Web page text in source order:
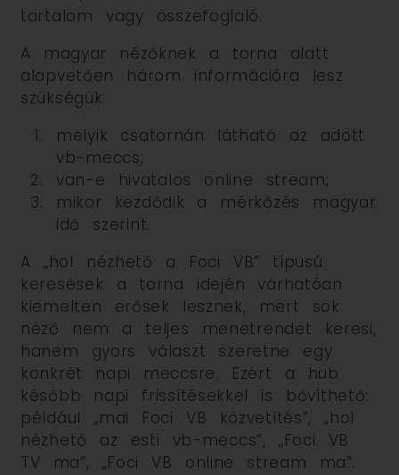
tartalom vagy összefoglaló.
A magyar nézőknek a torna alatt
alapvetően három információra lesz
szükségük:
melyik csatornán látható az adott
vb-meccs;
van-e hivatalos online stream;
mikor kezdődik a mérkőzés magyar
idő szerint.
A „hol nézhető a Foci VB” típusú
keresések a torna idején várhatóan
kiemelten erősek lesznek, mert sok
néző nem a teljes menetrendet keresi,
hanem gyors választ szeretne egy
konkrét napi meccsre. Ezért a hub
később napi frissítésekkel is bővíthető:
például „mai Foci VB közvetítés”, „hol
nézhető az esti vb-meccs”, „Foci VB
TV ma”, „Foci VB online stream ma”.